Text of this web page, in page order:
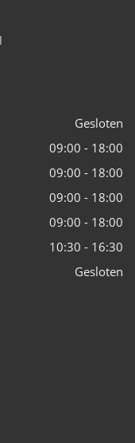
Gesloten
09:00 - 18:00
09:00 - 18:00
09:00 - 18:00
09:00 - 18:00
10:30 - 16:30
Gesloten